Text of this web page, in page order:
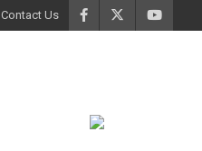
Contact Us